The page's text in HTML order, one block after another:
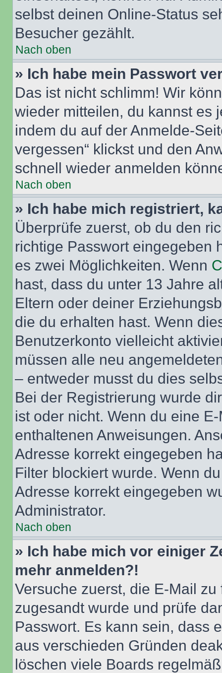
selbst deinen Online-Status
Besucher gezählt.
Nach oben
» Ich habe mein Passwort
Das ist nicht schlimm! Wir
wieder mitteilen, du kannst es
indem du auf der Anmelde-
vergessen“ klickst und den
schnell wieder anmelden
Nach oben
» Ich habe mich registriert,
Überprüfe zuerst, ob du den
richtige Passwort eingegeben
es zwei Möglichkeiten. Wenn
hast, dass du unter 13 Jahre
Eltern oder deiner
die du erhalten hast. Wenn
Benutzerkonto vielleicht
müssen alle neu
– entweder musst du dies
Bei der Registrierung wurde
ist oder nicht. Wenn du eine
enthaltenen Anweisungen.
Adresse korrekt eingegeben
Filter blockiert wurde. Wenn
Adresse korrekt eingegeben
Administrator.
Nach oben
» Ich habe mich vor einiger
mehr anmelden?!
Versuche zuerst, die E-Mail
zugesandt wurde und prüfe
Passwort. Es kann sein, dass
aus verschieden Gründen
löschen viele Boards